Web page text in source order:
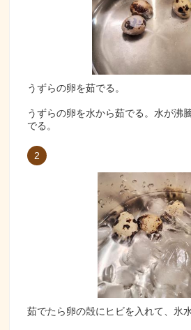
うずらの卵を茹でる。
うずらの卵を水から茹でる。水が沸
でる。
2
茹でたら卵の殻にヒビを入れて、氷